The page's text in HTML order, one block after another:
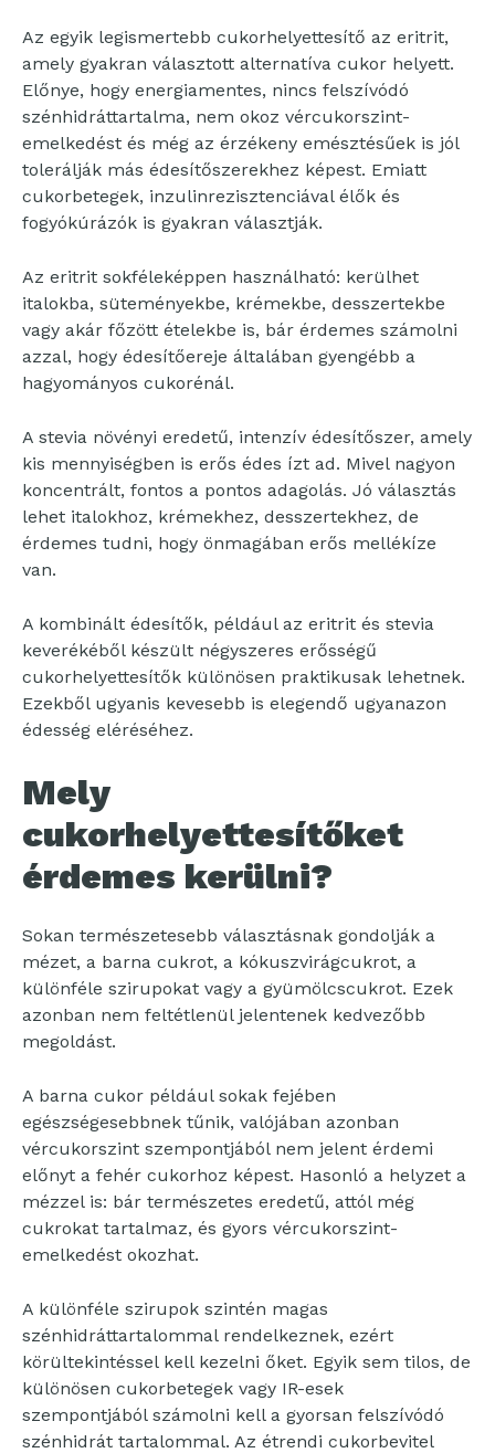
Az egyik legismertebb cukorhelyettesítő az eritrit,
amely gyakran választott alternatíva cukor helyett.
Előnye, hogy energiamentes, nincs felszívódó
szénhidráttartalma, nem okoz vércukorszint-
emelkedést és még az érzékeny emésztésűek is jól
tolerálják más édesítőszerekhez képest. Emiatt
cukorbetegek, inzulinrezisztenciával élők és
fogyókúrázók is gyakran választják.
Az eritrit sokféleképpen használható: kerülhet
italokba, süteményekbe, krémekbe, desszertekbe
vagy akár főzött ételekbe is, bár érdemes számolni
azzal, hogy édesítőereje általában gyengébb a
hagyományos cukorénál.
A stevia növényi eredetű, intenzív édesítőszer, amely
kis mennyiségben is erős édes ízt ad. Mivel nagyon
koncentrált, fontos a pontos adagolás. Jó választás
lehet italokhoz, krémekhez, desszertekhez, de
érdemes tudni, hogy önmagában erős mellékíze
van.
A kombinált édesítők, például az eritrit és stevia
keverékéből készült négyszeres erősségű
cukorhelyettesítők különösen praktikusak lehetnek.
Ezekből ugyanis kevesebb is elegendő ugyanazon
édesség eléréséhez.
Mely
cukorhelyettesítőket
érdemes kerülni?
Sokan természetesebb választásnak gondolják a
mézet, a barna cukrot, a kókuszvirágcukrot, a
különféle szirupokat vagy a gyümölcscukrot. Ezek
azonban nem feltétlenül jelentenek kedvezőbb
megoldást.
A barna cukor például sokak fejében
egészségesebbnek tűnik, valójában azonban
vércukorszint szempontjából nem jelent érdemi
előnyt a fehér cukorhoz képest. Hasonló a helyzet a
mézzel is: bár természetes eredetű, attól még
cukrokat tartalmaz, és gyors vércukorszint-
emelkedést okozhat.
A különféle szirupok szintén magas
szénhidráttartalommal rendelkeznek, ezért
körültekintéssel kell kezelni őket. Egyik sem tilos, de
különösen cukorbetegek vagy IR-esek
szempontjából számolni kell a gyorsan felszívódó
szénhidrát tartalommal. Az étrendi cukorbevitel